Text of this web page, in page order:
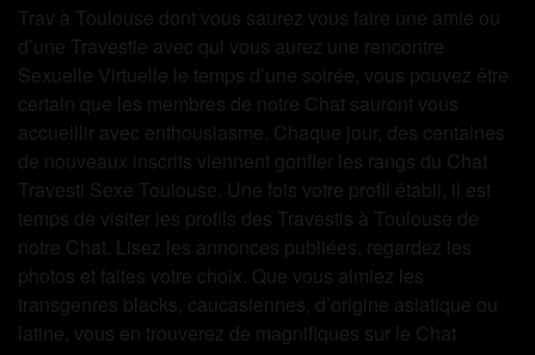
Trav à Toulouse dont vous saurez vous faire une amie ou
d’une Travestie avec qui vous aurez une rencontre
Sexuelle Virtuelle le temps d’une soirée, vous pouvez être
certain que les membres de notre Chat sauront vous
accueillir avec enthousiasme. Chaque jour, des centaines
de nouveaux inscrits viennent gonfler les rangs du Chat
Travesti Sexe Toulouse. Une fois votre profil établi, il est
temps de visiter les profils des Travestis à Toulouse de
notre Chat. Lisez les annonces publiées, regardez les
photos et faites votre choix. Que vous aimiez les
transgenres blacks, caucasiennes, d’origine asiatique ou
latine, vous en trouverez de magnifiques sur le Chat